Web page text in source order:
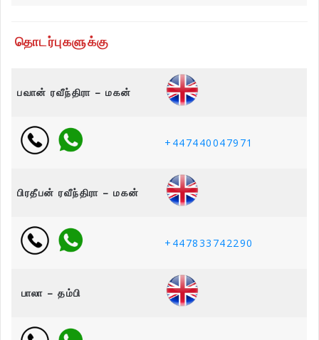
தொடர்புகளுக்கு
பவான் ரவீந்திரா – மகன்
+447440047971
பிரதீபன் ரவீந்திரா – மகன்
+447833742290
பாலா – தம்பி